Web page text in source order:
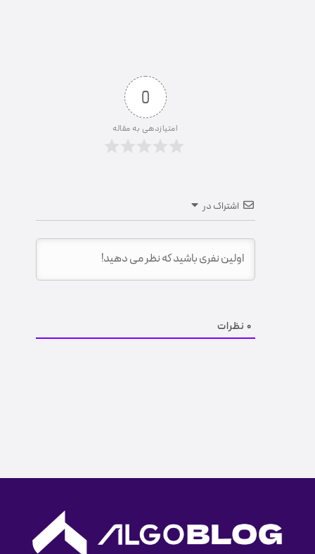
0
امتیازدهی به مقاله
اشتراک در
0 نظرات